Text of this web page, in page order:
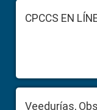
Footer
CPCCS EN
Veedurías,